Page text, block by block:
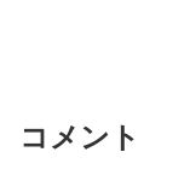
コメント